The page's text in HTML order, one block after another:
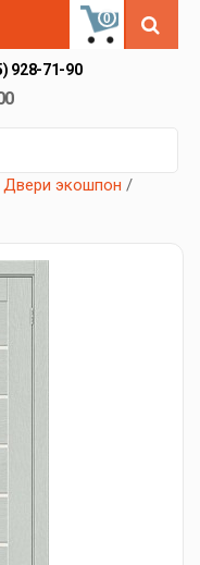
0
928-71-90
Двери экошпон /